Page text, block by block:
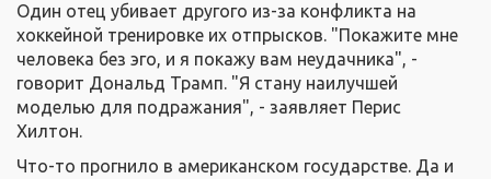
Один отец убивает другого из-за конфликта на
хоккейной тренировке их отпрысков. "Покажите мне
человека без эго, и я покажу вам неудачника", -
говорит Дональд Трамп. "Я стану наилучшей
моделью для подражания", - заявляет Перис
Хилтон.
Что-то прогнило в американском государстве. Да и